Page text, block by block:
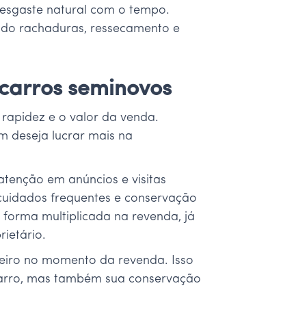
natural com o tempo.
rachaduras, ressecamento e
seminovos
e o valor da venda.
deseja lucrar mais na
em anúncios e visitas
frequentes e conservação
multiplicada na revenda, já
no momento da revenda. Isso
mas também sua conservação